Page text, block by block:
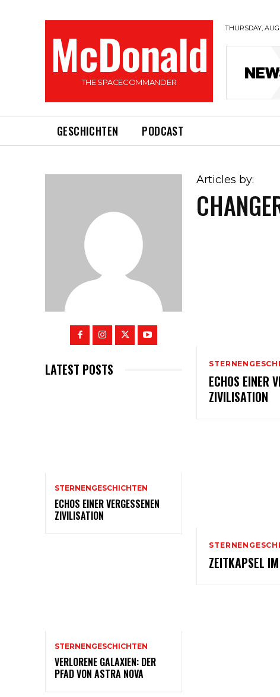
McDonald
THE SPACECOMMANDER
THURSDAY,
GESCHICHTEN PODCAST
LATEST POSTS
STERNENGESCHICHTEN
ECHOS EINER VERGESSENEN
ZIVILISATION
STERNENGESCHICHTEN
VERLORENE GALAXIEN: DER
PFAD VON ASTRA NOVA
Articles by:
ECHOS EINER
ZIVILISATION
ZEITKAPSEL